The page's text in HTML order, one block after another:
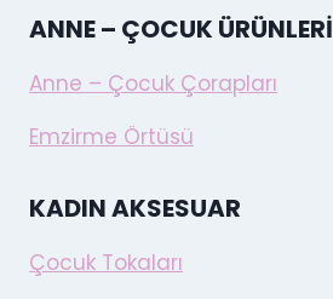
ANNE – ÇOCUK ÜRÜNLERI
Anne – Çocuk Çorapları
Emzirme Örtüsü
KADIN AKSESUAR
Çocuk Tokaları